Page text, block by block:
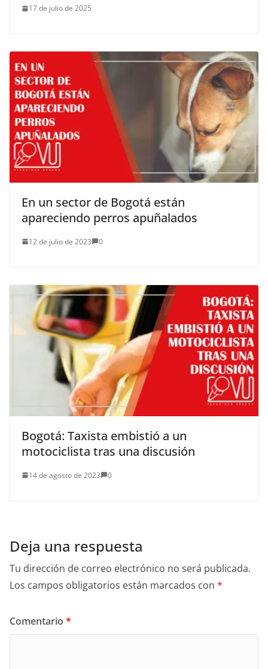
17 de julio de 2025
En un sector de Bogotá están
apareciendo perros apuñalados
12 de julio de 2023 0
Bogotá: Taxista embistió a un
motociclista tras una discusión
14 de agosto de 2023 0
Deja una respuesta
Tu dirección de correo electrónico no será publicada.
Los campos obligatorios están marcados con *
Comentario *